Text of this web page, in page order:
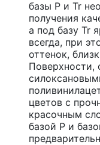
базы P и Tr
получения
а под базу Tr
всегда, при
оттенок,
Поверхности,
цветов с
красочным
базой P и